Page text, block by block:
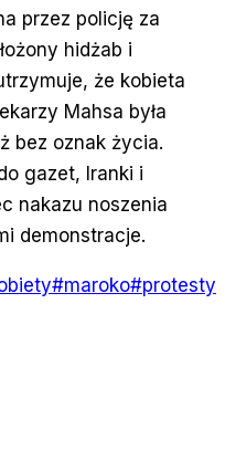
przez policję za
hidżab i
że kobieta
Mahsa była
bez oznak życia.
gazet, Iranki i
nakazu noszenia
demonstracje.
#maroko#protesty